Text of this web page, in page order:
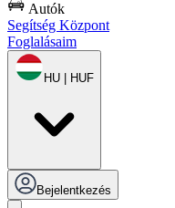
Autók
Segítség Központ
Foglalásaim
HU | HUF
Bejelentkezés